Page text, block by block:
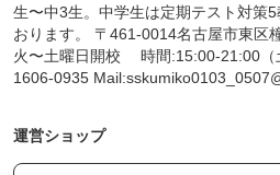
生〜中3生。中学生は定期テスト対策
おります。 〒461-0014名古屋市東区
火〜土曜日開校 時間:15:00-21:00（
1606-0935
運営ショップ